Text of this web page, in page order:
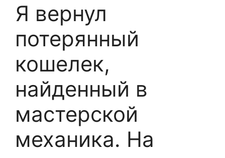
Я вернул
потерянный
кошелек,
найденный в
мастерской
механика. На